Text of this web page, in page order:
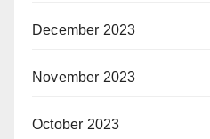
December 2023
November 2023
October 2023